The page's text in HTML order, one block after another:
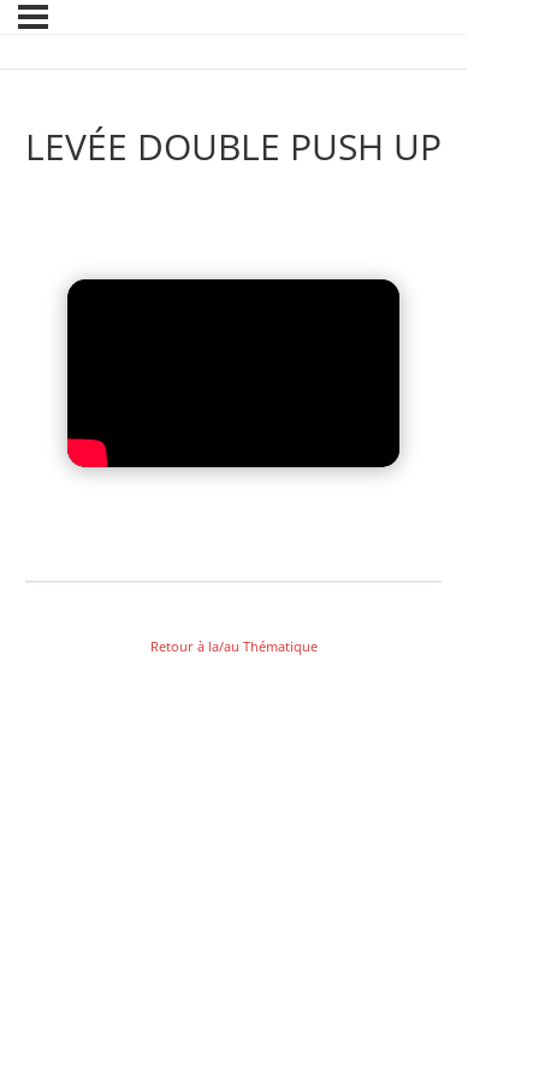
LEVÉE DOUBLE PUSH UP
Retour à la/au Thématique